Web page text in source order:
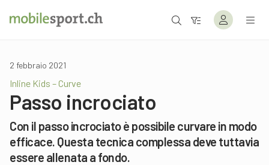
2 febbraio 2021
Inline Kids – Curve
Passo incrociato
Con il passo incrociato è possibile curvare in modo
efficace. Questa tecnica complessa deve tuttavia
essere allenata a fondo.